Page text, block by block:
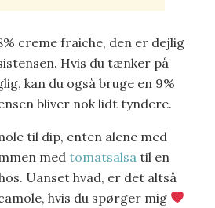
creme fraiche, den er dejlig
Hvis du tænker på
kan du også bruge en 9%
bliver nok lidt tyndere.
til dip, enten alene med
med tomatsalsa til en
Uanset hvad, er det altså
hvis du spørger mig